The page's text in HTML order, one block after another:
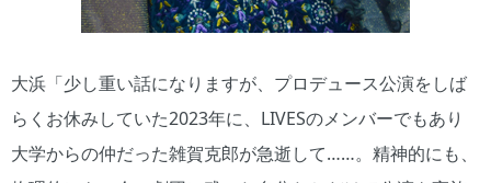
大浜「少し重い話になりますが、プロデュース公演をしば
らくお休みしていた2023年に、LIVESのメンバーでもあり
大学からの仲だった雑賀克郎が急逝して……。精神的にも、